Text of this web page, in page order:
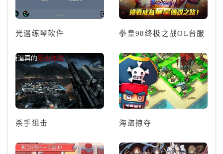
光遇练琴软件 拳皇98终极之战OL台服
杀手狙击 海盗掠夺